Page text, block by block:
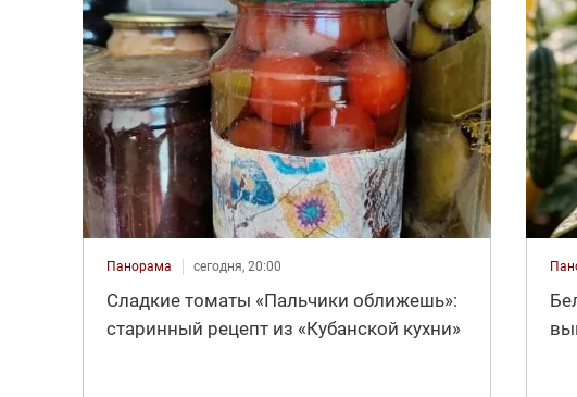
Панорама сегодня, 20:00
Сладкие томаты «Пальчики оближешь»:
старинный рецепт из «Кубанской кухни»